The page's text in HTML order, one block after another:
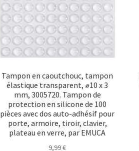
Tampon en caoutchouc, tampon
élastique transparent, ⌀10 x 3
mm, 3005720. Tampon de
protection en silicone de 100
pièces avec dos auto-adhésif pour
porte, armoire, tiroir, clavier,
plateau en verre, par EMUCA
9,99€